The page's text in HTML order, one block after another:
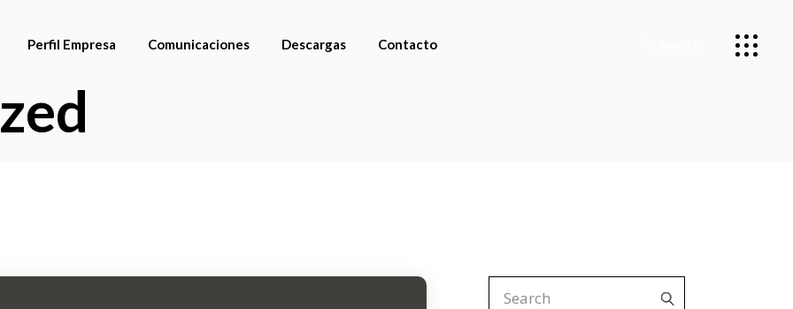
Perfil Empresa Comunicaciones Descargas Contacto
Search
for: